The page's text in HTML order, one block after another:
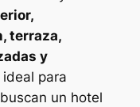
terraza,
y
ideal para
un hotel